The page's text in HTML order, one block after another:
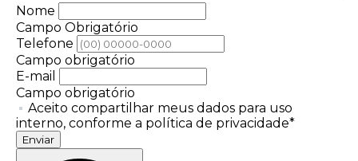
Nome
Campo Obrigatório
Telefone
Campo obrigatório
E-mail
Campo obrigatório
Aceito compartilhar meus dados para uso
interno, conforme a política de privacidade*
Enviar